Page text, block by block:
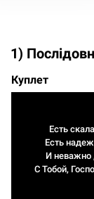
1)
Куплет
Есть
Есть
И неважно
С Тобой,